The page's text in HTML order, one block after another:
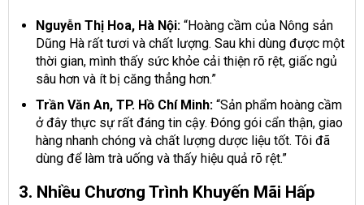
Nguyễn Thị Hoa, Hà Nội:“Hoàng cầm của Nông sản
Dũng Hà rất tươi và chất lượng. Sau khi dùng được một
thời gian, mình thấy sức khỏe cải thiện rõ rệt, giấc ngủ
sâu hơn và ít bị căng thẳng hơn.”
Trần Văn An, TP. Hồ Chí Minh:“Sản phẩm hoàng cầm
ở đây thực sự rất đáng tin cậy. Đóng gói cẩn thận, giao
hàng nhanh chóng và chất lượng dược liệu tốt. Tôi đã
dùng để làm trà uống và thấy hiệu quả rõ rệt.”
3. Nhiều Chương Trình Khuyến Mãi Hấp